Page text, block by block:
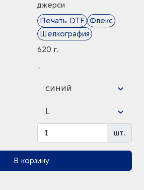
джерси
Печать DTF Флекс
Шелкография
620 г.
-
синий
L
шт.
В корзину